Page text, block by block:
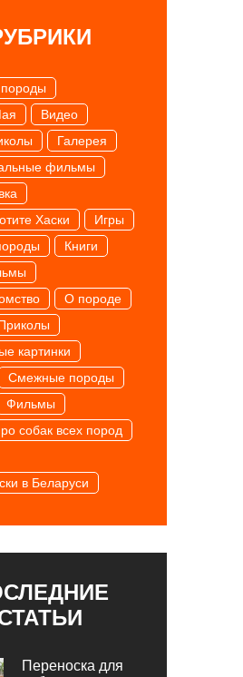
породы
Видео
Галерея
фильмы
Хаски
Игры
Книги
О породе
картинки
Смежные породы
Фильмы
собак всех пород
в Беларуси
Переноска для